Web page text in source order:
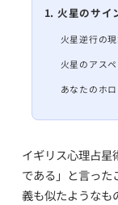
1. 火星のサイ
火星逆行の
火星のアス
あなたのホ
イギリス心理占星
である」と言った
義も似たようなも